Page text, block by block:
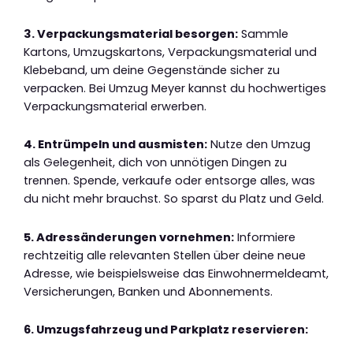
3. Verpackungsmaterial besorgen: Sammle
Kartons, Umzugskartons, Verpackungsmaterial und
Klebeband, um deine Gegenstände sicher zu
verpacken. Bei Umzug Meyer kannst du hochwertiges
Verpackungsmaterial erwerben.
4. Entrümpeln und ausmisten: Nutze den Umzug
als Gelegenheit, dich von unnötigen Dingen zu
trennen. Spende, verkaufe oder entsorge alles, was
du nicht mehr brauchst. So sparst du Platz und Geld.
5. Adressänderungen vornehmen: Informiere
rechtzeitig alle relevanten Stellen über deine neue
Adresse, wie beispielsweise das Einwohnermeldeamt,
Versicherungen, Banken und Abonnements.
6. Umzugsfahrzeug und Parkplatz reservieren: